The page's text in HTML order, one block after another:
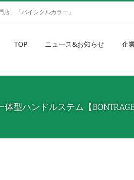
、「バイシクルカラー」
TOP ニュース&お知らせ 企
体型ハンドルステム【